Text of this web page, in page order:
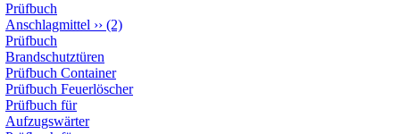
Prüfbuch
Anschlagmittel ›› (2)
Prüfbuch
Brandschutztüren
Prüfbuch Container
Prüfbuch Feuerlöscher
Prüfbuch für
Aufzugswärter